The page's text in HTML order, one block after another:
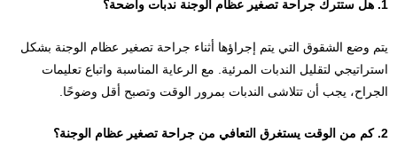
1. هل ستترك جراحة تصغير عظام الوجنة ندبات واضحة؟
يتم وضع الشقوق التي يتم إجراؤها أثناء جراحة تصغير عظام الوجنة بشكل
استراتيجي لتقليل الندبات المرئية. مع الرعاية المناسبة واتباع تعليمات
الجراح، يجب أن تتلاشى الندبات بمرور الوقت وتصبح أقل وضوحًا.
2. كم من الوقت يستغرق التعافي من جراحة تصغير عظام الوجنة؟